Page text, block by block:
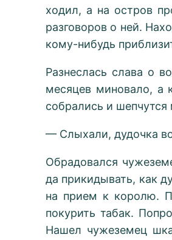
ходил, а на остров
разговоров о ней.
кому-нибудь
Разнеслась слава о
месяцев миновало, а
собрались и
— Слыхали, дудочка
Обрадовался
да прикидывать, как
на прием к королю.
покурить табак.
Нашел чужеземец